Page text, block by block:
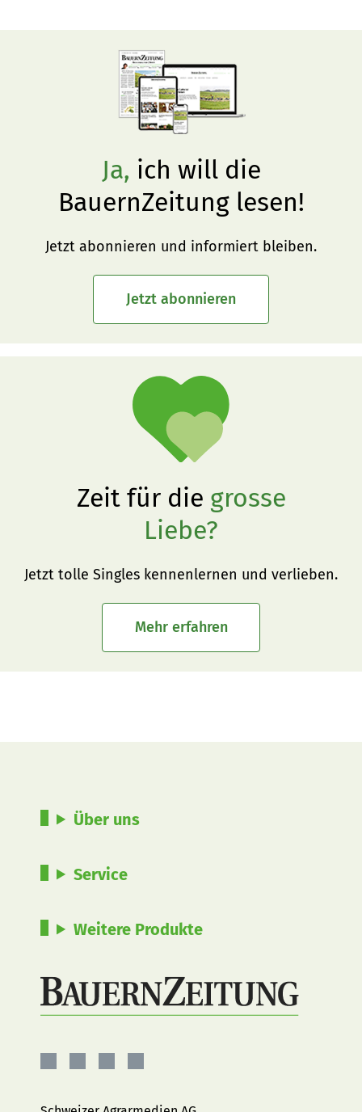
Ja, ich will die
BauernZeitung lesen!
Jetzt abonnieren und informiert bleiben.
Jetzt abonnieren
Zeit für die grosse
Liebe?
Jetzt tolle Singles kennenlernen und verlieben.
Mehr erfahren
Über uns
Service
Weitere Produkte
Facebook
Instagram
YouTubeLinkedIn